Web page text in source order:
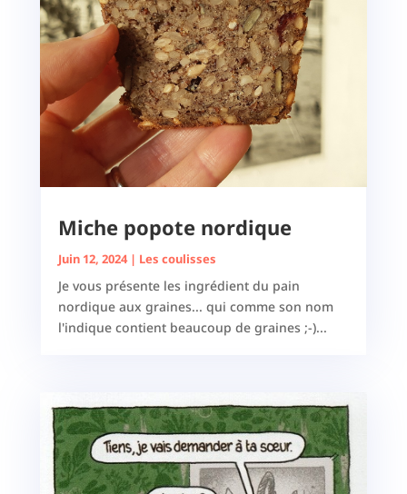
Miche popote nordique
Juin 12, 2024| Les coulisses
Je vous présente les ingrédient du pain
nordique aux graines... qui comme son nom
l'indique contient beaucoup de graines ;-)...